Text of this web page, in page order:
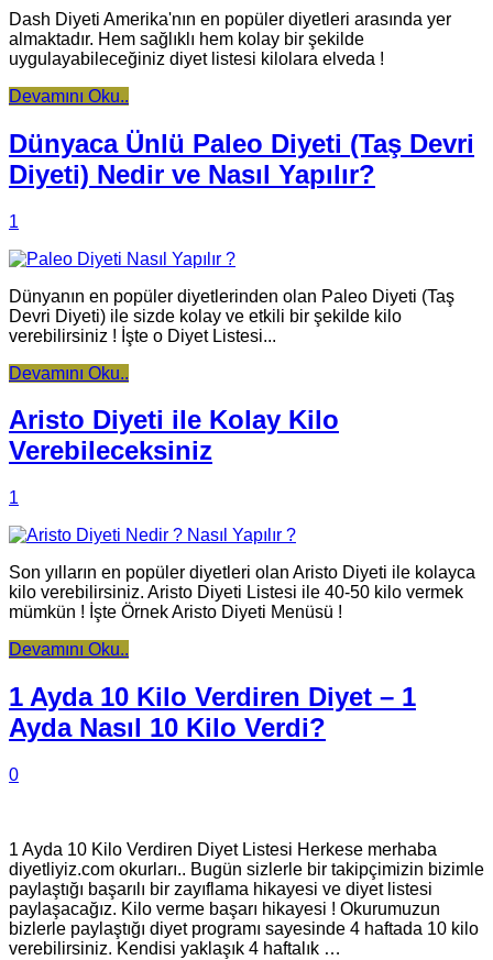
Dash Diyeti Amerika'nın en popüler diyetleri arasında yer
almaktadır. Hem sağlıklı hem kolay bir şekilde
uygulayabileceğiniz diyet listesi kilolara elveda !
Devamını Oku..
Dünyaca Ünlü Paleo Diyeti (Taş Devri
Diyeti) Nedir ve Nasıl Yapılır?
1
Dünyanın en popüler diyetlerinden olan Paleo Diyeti (Taş
Devri Diyeti) ile sizde kolay ve etkili bir şekilde kilo
verebilirsiniz ! İşte o Diyet Listesi...
Devamını Oku..
Aristo Diyeti ile Kolay Kilo
Verebileceksiniz
1
Son yılların en popüler diyetleri olan Aristo Diyeti ile kolayca
kilo verebilirsiniz. Aristo Diyeti Listesi ile 40-50 kilo vermek
mümkün ! İşte Örnek Aristo Diyeti Menüsü !
Devamını Oku..
1 Ayda 10 Kilo Verdiren Diyet – 1
Ayda Nasıl 10 Kilo Verdi?
0
1 Ayda 10 Kilo Verdiren Diyet Listesi Herkese merhaba
diyetliyiz.com okurları.. Bugün sizlerle bir takipçimizin bizimle
paylaştığı başarılı bir zayıflama hikayesi ve diyet listesi
paylaşacağız. Kilo verme başarı hikayesi ! Okurumuzun
bizlerle paylaştığı diyet programı sayesinde 4 haftada 10 kilo
verebilirsiniz. Kendisi yaklaşık 4 haftalık …